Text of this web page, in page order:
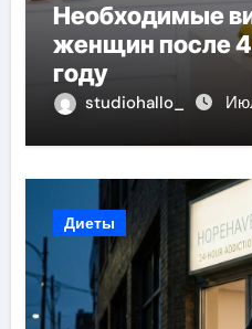
Необходимые
женщин после
году
studiohallo_
Диеты